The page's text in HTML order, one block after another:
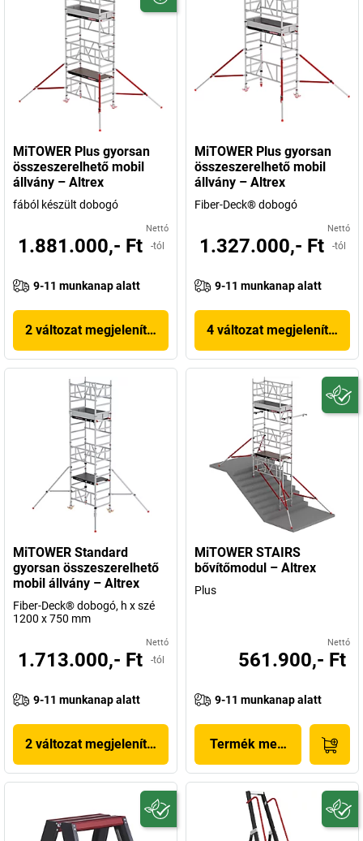
MiTOWER Plus gyorsan
összeszerelhető mobil
állvány – Altrex
fából készült dobogó
Nettó
1.881.000,- Ft -tól
9-11 munkanap alatt
2 változat megjelenítése
MiTOWER Plus gyorsan
összeszerelhető mobil
állvány – Altrex
Fiber-Deck® dobogó
Nettó
1.327.000,- Ft -tól
9-11 munkanap alatt
4 változat megjelenítése
MiTOWER Standard
gyorsan összeszerelhető
mobil állvány – Altrex
Fiber-Deck® dobogó, h x szé
1200 x 750 mm
Nettó
1.713.000,- Ft -tól
9-11 munkanap alatt
2 változat megjelenítése
MiTOWER STAIRS
bővítőmodul – Altrex
Plus
Nettó
561.900,- Ft
9-11 munkanap alatt
Termék megjelenítése